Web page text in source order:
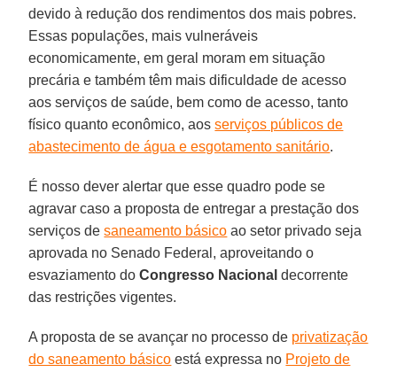
devido à redução dos rendimentos dos mais pobres.
Essas populações, mais vulneráveis
economicamente, em geral moram em situação
precária e também têm mais dificuldade de acesso
aos serviços de saúde, bem como de acesso, tanto
físico quanto econômico, aosserviços públicos de
abastecimento de água e esgotamento sanitário.
É nosso dever alertar que esse quadro pode se
agravar caso a proposta de entregar a prestação dos
serviços desaneamento básico ao setor privado seja
aprovada no Senado Federal, aproveitando o
esvaziamento doCongresso Nacional decorrente
das restrições vigentes.
A proposta de se avançar no processo de privatização
do saneamento básico está expressa no Projeto de